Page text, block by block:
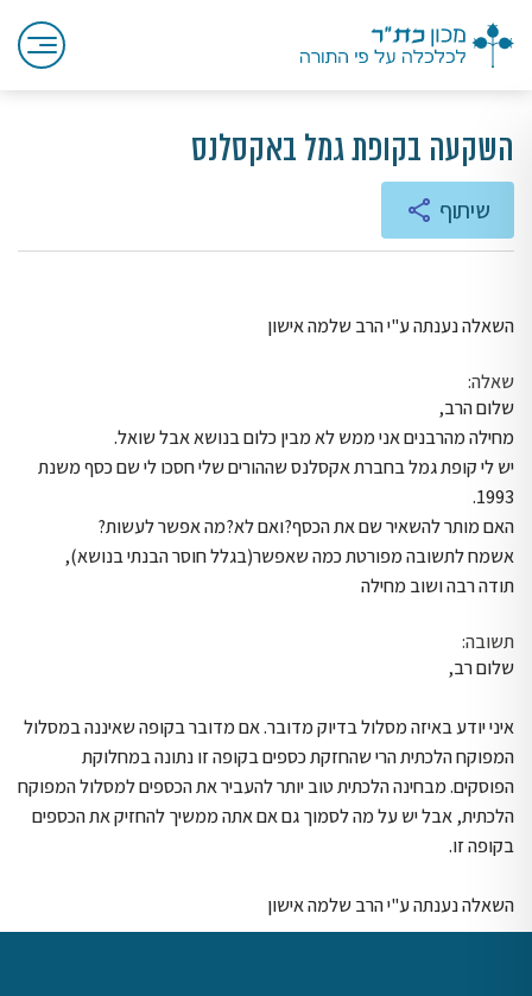
השקעה בקופת גמל באקסלנס
שיתוף
השאלה נענתה ע"י הרב שלמה אישון
שאלה:
שלום הרב,
מחילה מהרבנים אני ממש לא מבין כלום בנושא אבל שואל.
יש לי קופת גמל בחברת אקסלנס שההורים שלי חסכו לי שם כסף משנת
1993.
האם מותר להשאיר שם את הכסף?ואם לא?מה אפשר לעשות?
אשמח לתשובה מפורטת כמה שאפשר(בגלל חוסר הבנתי בנושא),
תודה רבה ושוב מחילה
תשובה:
שלום רב,
איני יודע באיזה מסלול בדיוק מדובר. אם מדובר בקופה שאיננה במסלול
המפוקח הלכתית הרי שהחזקת כספים בקופה זו נתונה במחלוקת
הפוסקים. מבחינה הלכתית טוב יותר להעביר את הכספים למסלול המפוקח
הלכתית, אבל יש על מה לסמוך גם אם אתה ממשיך להחזיק את הכספים
בקופה זו.
השאלה נענתה ע"י הרב שלמה אישון